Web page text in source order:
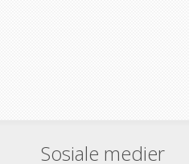
Sosiale medier